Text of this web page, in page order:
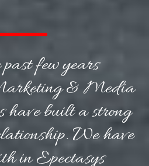
few years
& Media
have built a strong
We have
in Epectasys